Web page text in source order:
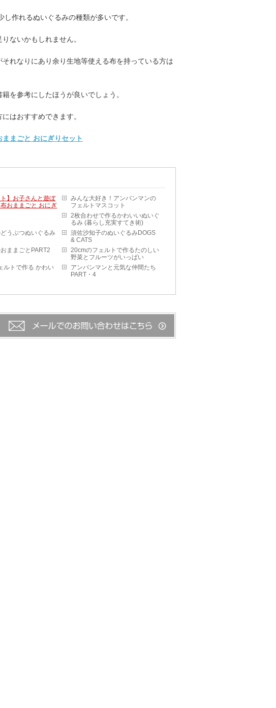
し作れるぬいぐるみの種類が多いです。
ないかもしれません。
れなりにあり余り生地等使える布を持っている方は
を参考にしたほうが良いでしょう。
はおすすめできます。
まごと おにぎりセット
ト】お子さんと遊ぼ
おままごと おにぎ
みんな大好き！アンパンマンの
フェルトマスコット
2枚合わせで作るかわいいぬいぐ
るみ (暮らし充実すてき術)
うぶつぬいぐるみ
須佐沙知子のぬいぐるみDOGS
& CATS
ままごとPART2
20cmのフェルトで作るたのしい
野菜とフルーツがいっぱい
ルトで作る かわい
アンパンマンと元気な仲間たち
PART・4